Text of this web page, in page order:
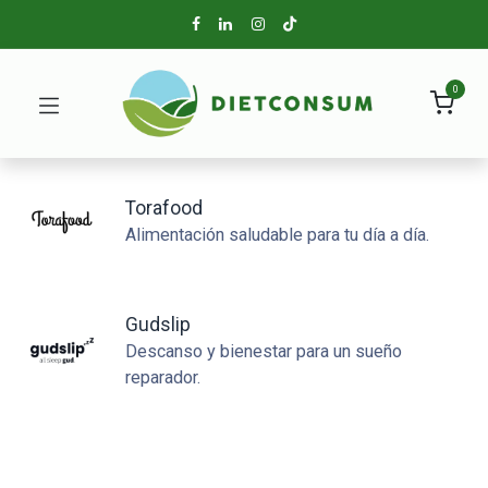
0
Torafood
Alimentación saludable para tu día a día.
Gudslip
Descanso y bienestar para un sueño
reparador.